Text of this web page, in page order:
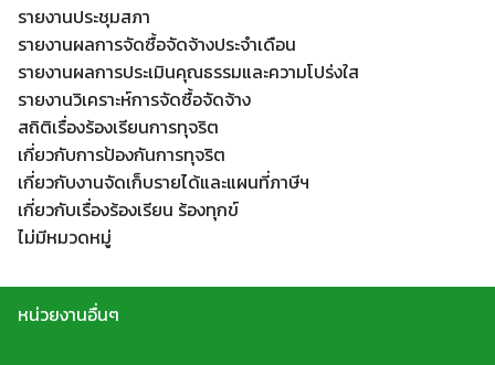
Search
for:
Search
รายงานประชุมสภา
รายงานผลการจัดซื้อจัดจ้างประจำเดือน
รายงานผลการประเมินคุณธรรมและความโปร่งใส
รายงานวิเคราะห์การจัดซื้อจัดจ้าง
สถิติเรื่องร้องเรียนการทุจริต
เกี่ยวกับการป้องกันการทุจริต
เกี่ยวกับงานจัดเก็บรายได้และแผนที่ภาษีฯ
เกี่ยวกับเรื่องร้องเรียน ร้องทุกข์
ไม่มีหมวดหมู่
หน่วยงานอื่นๆ